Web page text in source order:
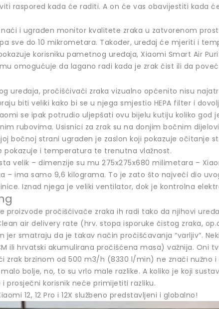
raspored kada će raditi. A on će vas obavijestiti kada
i ugrađen monitor kvalitete zraka u zatvorenom
sve do 10 mikrometara. Također, uređaj će mjeriti i
korisniku pametnog uređaja, Xiaomi Smart Air
omogućuje da lagano radi kada je zrak čist ili da
uređaja, pročišćivači zraka vizualno općenito nisu
biti veliki kako bi se u njega smjestio HEPA filter i
se ipak potrudio uljepšati ovu bijelu kutiju koliko god
rubovima. Usisnici za zrak su na donjim bočnim
bočnoj strani ugrađen je zaslon koji pokazuje očitanje
pokazuje i temperatura te trenutna vlažnost.
velik – dimenzije su mu 275x275x680 milimetara –
– ima samo 9,6 kilograma. To je zato što najveći dio
Iznad njega je veliki ventilator, dok je kontrolna
proizvode pročišćivače zraka ih radi tako da njihovi
air delivery rate (hrv. stopa isporuke čistog zraka,
jer smatraju da je takav način pročišćavanja “varljiv”.
ili hrvatski akumulirana pročišćena masa) važnija. Oni
zrak brzinom od 500 m3/h (8330 l/min) ne znači nužno
bolje, no, to su vrlo male razlike. A koliko je koji
prosječni korisnik neće primijetiti razliku.
12, 12 Pro i 12X službeno predstavljeni i globalno!